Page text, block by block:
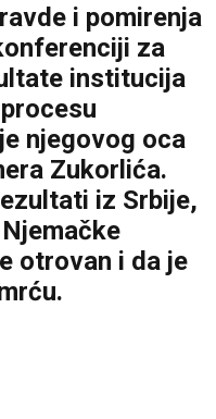
i pomirenja
za
institucija
njegovog oca
Zukorlića.
iz Srbije,
otrovan i da je